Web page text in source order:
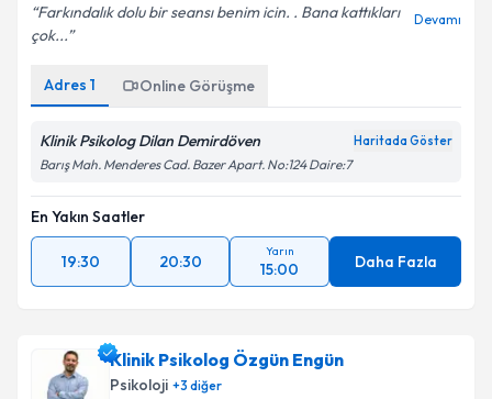
Farkındalık dolu bir seansı benim icin. . Bana kattıkları
çok...
Devamı
Adres 1 Online Görüşme
Klinik Psikolog Dilan Demirdöven Haritada Göster
Barış Mah. Menderes Cad. Bazer Apart. No:124 Daire:7
En Yakın Saatler
19:30 20:30
Yarın
15:00 Daha Fazla
Klinik Psikolog Özgün Engün
Psikoloji +3 diğer